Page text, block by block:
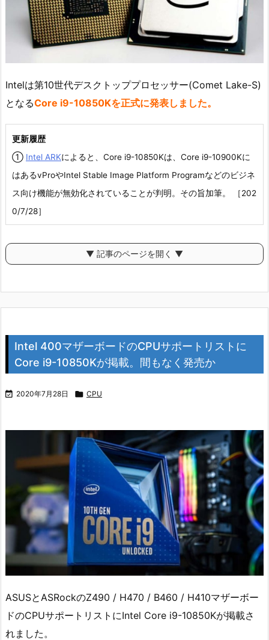
Intelは第10世代デスクトッププロセッサー(Comet Lake-S)
となるCore i9-10850Kを正式に発表しました。
更新履歴
① Intel ARKによると、Core i9-10850Kは、Core i9-10900Kに
はあるvProやIntel Stable Image Platform Programなどのビジネ
ス向け機能が無効化されていることが判明。その旨加筆。 ［202
0/7/28］
▼ 記事のページを開く ▼
Intel 400マザーボードのCPUサポートリストに
Core i9-10850Kが掲載。間もなく発売か
 2020年7月28日  CPU
ASUSとASRockのZ490 / H470 / B460 / H410マザーボー
ドのCPUサポートリストにIntel Core i9-10850Kが掲載さ
れました。